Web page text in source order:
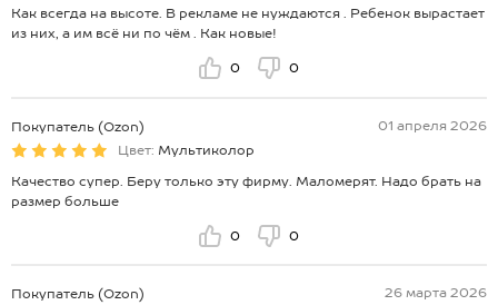
Как всегда на высоте. В рекламе не нуждаются . Ребенок вырастает
из них, а им всё ни по чём . Как новые!
0 0
Покупатель (Ozon)
01 апреля 2026
Цвет: Мультиколор
Качество супер. Беру только эту фирму. Маломерят. Надо брать на
размер больше
0 0
Покупатель (Ozon)
26 марта 2026